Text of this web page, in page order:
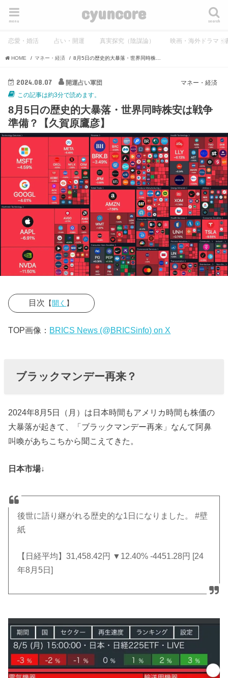
cyuncore search
menu
恋愛・婚活 占い・開運 真実探究（陰謀論） 映画・海外ドラマ・
HOME マネー・経済
マネー・経済
2024.08.07
開運占い軍団
この記事は約3分で読めます。
8月5日の歴史的大暴落・世界同時株安は戦争
準備？【久賀原鷹彦】
目次 【開く 】
› ブラックマン
デーとは？
していた株は
『軍需』
は？
TOP画像： BRICS News (@BRICSinfo) on X
ブラックマンデー再来？
2024年8月5日（月）は日本時間もアメリカ時間も株価の
大暴落が起きて、「ブラックマンデー再来」なんて阿鼻
叫喚があちこちから聞こえてきた。
日本市場↓
後世に語り継がれる歴史的な1日になりました。 #壁
紙
【日経平均】31,458.42円 ▼12.40% -4451.28円 [24
年8月5日]